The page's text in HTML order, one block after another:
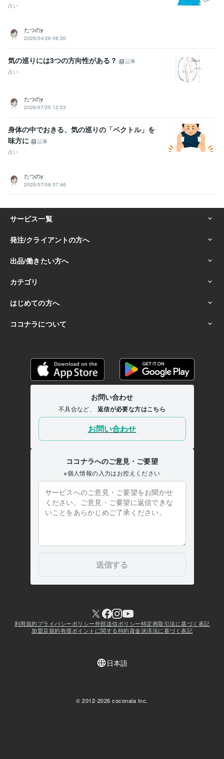
占い
たつのy
2026/04/26 06:30
気の巡りには3つの方向性がある？
記事
占い
たつのy
2026/07/25 12:53
身体の中でおきる、気の巡りの「ベクトル」を
味方に
記事
占い
たつのy
2026/07/08 07:46